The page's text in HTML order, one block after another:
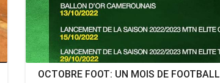
OCTOBRE FOOT: UN MOIS DE FOOTBALL
MENOUA VISION